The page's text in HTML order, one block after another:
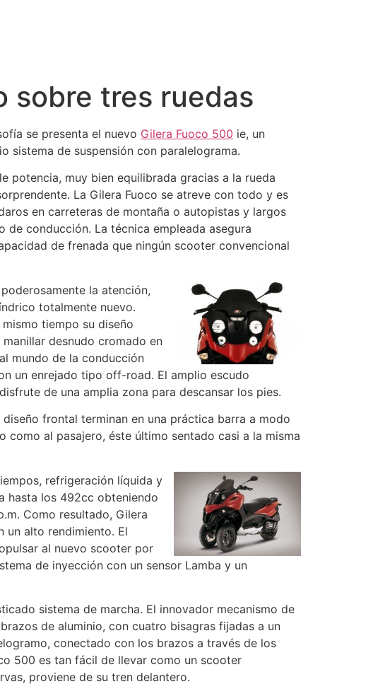
sobre tres ruedas
se presenta el nuevo Gilera Fuoco 500 ie, un
sistema de suspensión con paralelograma.
potencia, muy bien equilibrada gracias a la rueda
La Gilera Fuoco se atreve con todo y es
en carreteras de montaña o autopistas y largos
de conducción. La técnica empleada asegura
de frenada que ningún scooter convencional
la atención,
totalmente nuevo.
tiempo su diseño
desnudo cromado en
mundo de la conducción
un enrejado tipo off-road. El amplio escudo
de una amplia zona para descansar los pies.
frontal terminan en una práctica barra a modo
al pasajero, éste último sentado casi a la misma
refrigeración líquida y
hasta los 492cc obteniendo
Como resultado, Gilera
un alto rendimiento. El
al nuevo scooter por
de inyección con un sensor Lamba y un
sistema de marcha. El innovador mecanismo de
de aluminio, con cuatro bisagras fijadas a un
conectado con los brazos a través de los
500 es tan fácil de llevar como un scooter
proviene de su tren delantero.